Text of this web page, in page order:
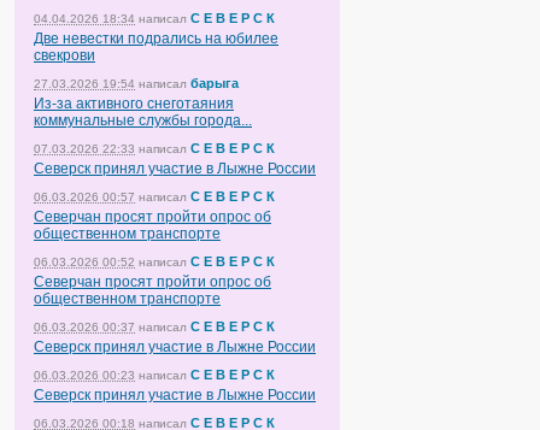
04.04.2026 18:34 написал С Е В Е Р С К
Две невестки подрались на юбилее
свекрови
27.03.2026 19:54 написал барыга
Из-за активного снеготаяния
коммунальные службы города...
07.03.2026 22:33 написал С Е В Е Р С К
Северск принял участие в Лыжне России
06.03.2026 00:57 написал С Е В Е Р С К
Северчан просят пройти опрос об
общественном транспорте
06.03.2026 00:52 написал С Е В Е Р С К
Северчан просят пройти опрос об
общественном транспорте
06.03.2026 00:37 написал С Е В Е Р С К
Северск принял участие в Лыжне России
06.03.2026 00:23 написал С Е В Е Р С К
Северск принял участие в Лыжне России
06.03.2026 00:18 написал С Е В Е Р С К